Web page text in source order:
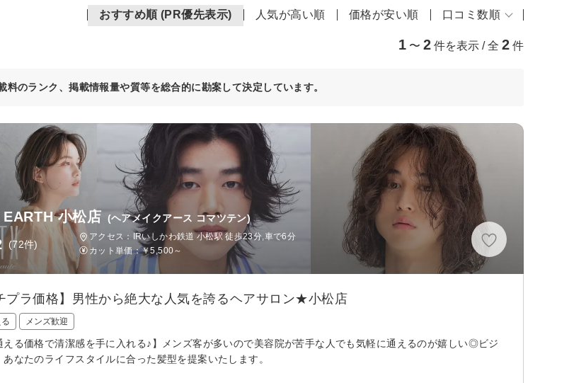
おすすめ順 (PR優先表示) 人気が高い順 価格が安い順 口コミ数順
1 〜 2 件を表示 / 全 2 件
料のランク、掲載情報量や質等を総合的に勘案して決定しています。
小松店 (ヘアメイクアース コマツテン)
(72件)
アクセス：IRいしかわ鉄道 小松駅 徒歩23分,車で6分
カット単価：￥5,500～
プラ価格】男性から絶大な人気を誇るヘアサロン★小松店
メンズ歓迎
える価格で清潔感を手に入れる♪】メンズ客が多いので美容院が苦手な人でも気軽に通えるのが嬉しい◎ビジ
なたのライフスタイルに合った髪型を提案いたします。